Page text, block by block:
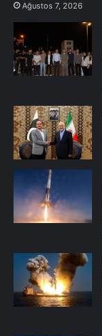
Ağustos 7, 2026